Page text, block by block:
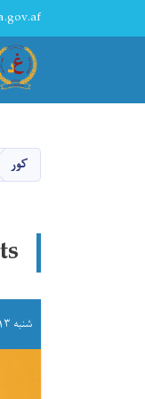
کور
شنبه ۱۴۰۴/۱۰/۱۳ - ۸:۲۴